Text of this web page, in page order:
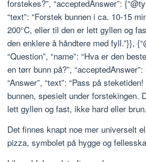
forstekes?”, “acceptedAnswer”:
“text”: “Forstek bunnen i ca. 10-15
200°C, eller til den er lett gyllen og
den enklere å håndtere med fyll.”}},
“Question”, “name”: “Hva er den
en tørr bunn på?”, “acceptedAnswer”:
“Answer”, “text”: “Pass på
bunnen, spesielt under forstekingen.
lett gyllen og fast, ikke hard eller
Det finnes knapt noe mer universelt
pizza, symbolet på hygge og